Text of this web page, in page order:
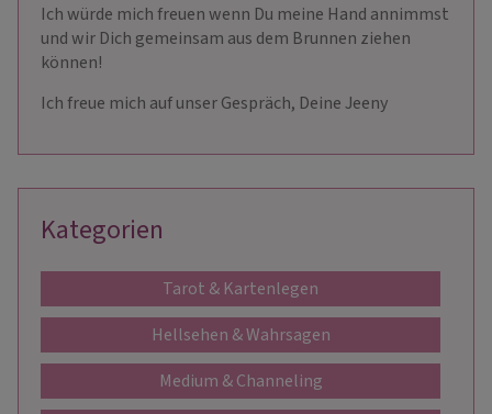
Ich würde mich freuen wenn Du meine Hand annimmst
und wir Dich gemeinsam aus dem Brunnen ziehen
können!
Ich freue mich auf unser Gespräch, Deine Jeeny
Kategorien
Tarot & Kartenlegen
Hellsehen & Wahrsagen
Medium & Channeling